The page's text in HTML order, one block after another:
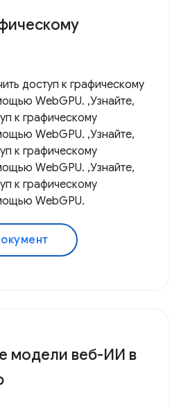
доступ к графическому
WebGPU. ,Узнайте,
к графическому
WebGPU. ,Узнайте,
к графическому
WebGPU. ,Узнайте,
к графическому
WebGPU.
модели веб-ИИ в